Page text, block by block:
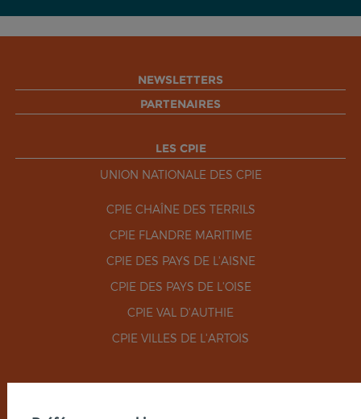
NEWSLETTERS
PARTENAIRES
LES CPIE
UNION NATIONALE DES CPIE
CPIE CHAÎNE DES TERRILS
CPIE FLANDRE MARITIME
CPIE DES PAYS DE L'AISNE
CPIE DES PAYS DE L'OISE
CPIE VAL D'AUTHIE
CPIE VILLES DE L'ARTOIS